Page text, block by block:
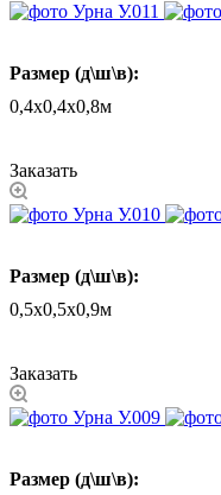
Размер (д\ш\в):
0,4х0,4х0,8м
Заказать
Размер (д\ш\в):
0,5х0,5х0,9м
Заказать
Размер (д\ш\в):